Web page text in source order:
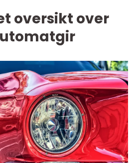
oversikt over